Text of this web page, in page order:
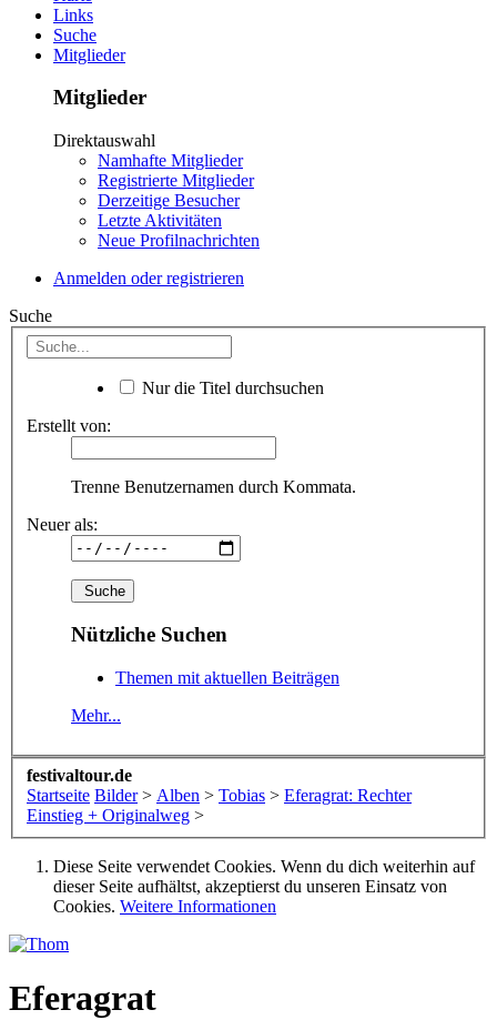
Links
Suche
Mitglieder
Mitglieder
Direktauswahl
Namhafte Mitglieder
Registrierte Mitglieder
Derzeitige Besucher
Letzte Aktivitäten
Neue Profilnachrichten
Anmelden oder registrieren
Suche
Nur die Titel durchsuchen
Erstellt von:
Trenne Benutzernamen durch Kommata.
Neuer als:
Nützliche Suchen
Themen mit aktuellen Beiträgen
Mehr...
festivaltour.de
Startseite Bilder > Alben > Tobias > Eferagrat: Rechter
Einstieg + Originalweg >
Diese Seite verwendet Cookies. Wenn du dich weiterhin auf
dieser Seite aufhältst, akzeptierst du unseren Einsatz von
Cookies. Weitere Informationen
Eferagrat